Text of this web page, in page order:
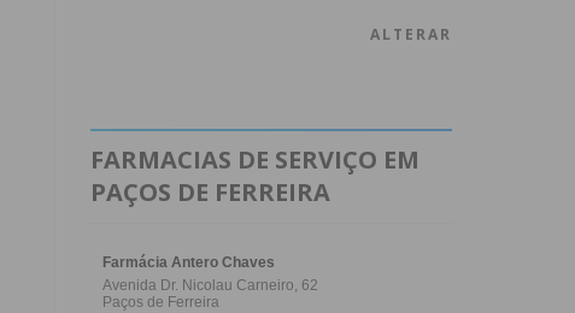
ALTERAR
FARMACIAS DE SERVIÇO EM
PAÇOS DE FERREIRA